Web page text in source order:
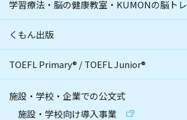
学習療法・脳の健康教室・KUMONの脳トレ
くもん出版
TOEFL Primary® /TOEFL Junior®
施設・学校・企業での公文式
施設・学校向け導入事業